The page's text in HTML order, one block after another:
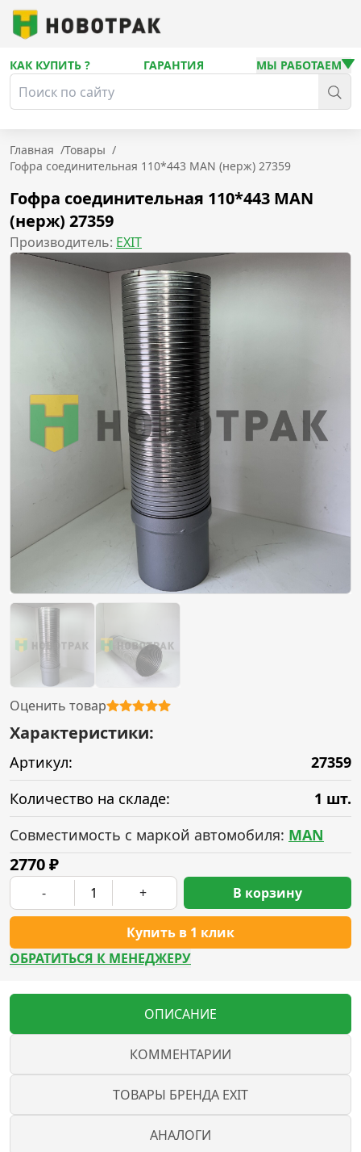
КАК КУПИТЬ ? ГАРАНТИЯ МЫ РАБОТАЕМ
Главная /Товары /
Гофра соединительная 110*443 MAN (нерж) 27359
Гофра соединительная 110*443 MAN
(нерж) 27359
Производитель: EXIT
Оценить товар
Характеристики:
Артикул:
27359
Количество на складе:
1 шт.
Совместимость с маркой автомобиля: MAN
2770₽
- +
Купить в 1 клик
В корзину
ОБРАТИТЬСЯ К МЕНЕДЖЕРУ
ОПИСАНИЕ
КОММЕНТАРИИ
ТОВАРЫ БРЕНДА EXIT
АНАЛОГИ